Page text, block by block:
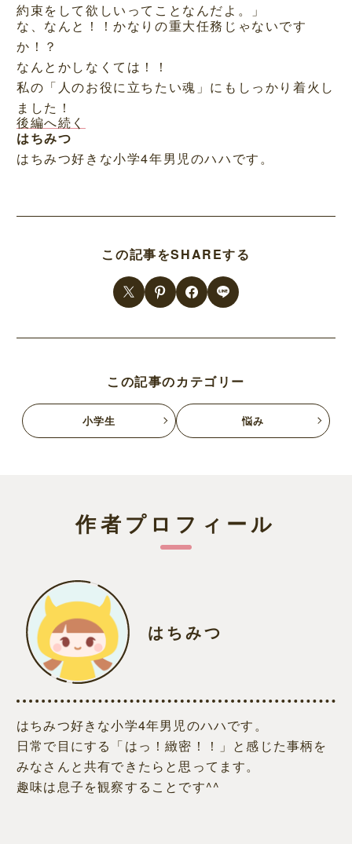
約束をして欲しいってことなんだよ。」
な、なんと！！かなりの重大任務じゃないです
か！？
なんとかしなくては！！
私の「人のお役に立ちたい魂」にもしっかり着火し
ました！
後編へ続く
はちみつ
はちみつ好きな小学4年男児のハハです。
この記事をSHAREする
この記事のカテゴリー
小学生 悩み
作者プロフィール
はちみつ
はちみつ好きな小学4年男児のハハです。
日常で目にする「はっ！緻密！！」と感じた事柄を
みなさんと共有できたらと思ってます。
趣味は息子を観察することです^^